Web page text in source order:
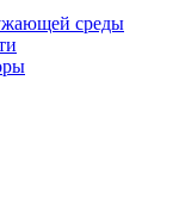
среды